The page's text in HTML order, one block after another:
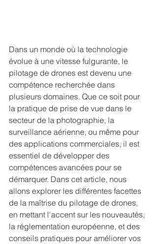
Dans un monde où la technologie
évolue à une vitesse fulgurante, le
pilotage de drones est devenu une
compétence recherchée dans
plusieurs domaines. Que ce soit pour
la pratique de prise de vue dans le
secteur de la photographie, la
surveillance aérienne, ou même pour
des applications commerciales, il est
essentiel de développer des
compétences avancées pour se
démarquer. Dans cet article, nous
allons explorer les différentes facettes
de la maîtrise du pilotage de drones,
en mettant l'accent sur les nouveautés,
la réglementation européenne, et des
conseils pratiques pour améliorer vos